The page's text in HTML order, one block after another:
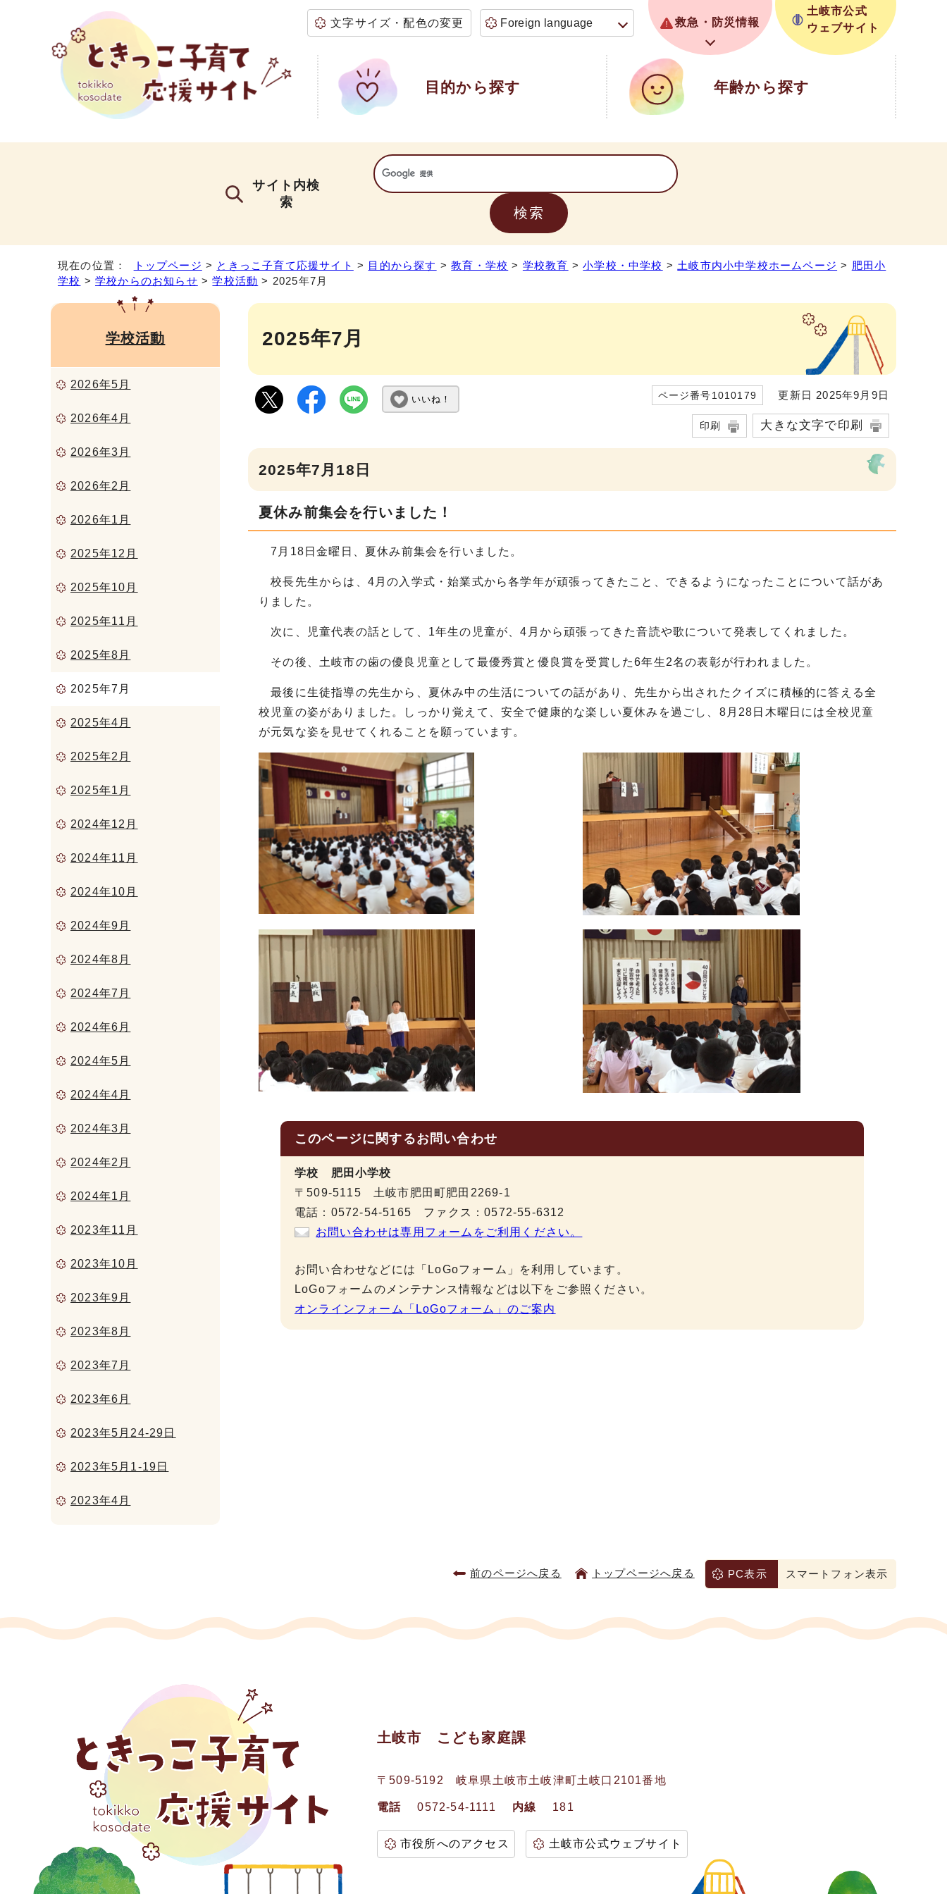
文字サイズ・配色の変更 Foreign language 救急・防災情報
土岐市公式
ウェブサイト
目的から探す 年齢から探す
サイト内検
索
現在の位置： トップページ > ときっこ子育て応援サイト > 目的から探す >教育・学校 > 学校教育 >小学校・中学校 > 土岐市内小中学校ホームページ > 肥田小
学校 >学校からのお知らせ >学校活動 > 2025年7月
2025年7月
いいね！ ページ番号1010179 更新日 2025年9月9日
印刷 大きな文字で印刷
2025年7月18日
夏休み前集会を行いました！
7月18日金曜日、夏休み前集会を行いました。
校長先生からは、4月の入学式・始業式から各学年が頑張ってきたこと、できるようになったことについて話があ
りました。
次に、児童代表の話として、1年生の児童が、4月から頑張ってきた音読や歌について発表してくれました。
その後、土岐市の歯の優良児童として最優秀賞と優良賞を受賞した6年生2名の表彰が行われました。
最後に生徒指導の先生から、夏休み中の生活についての話があり、先生から出されたクイズに積極的に答える全
校児童の姿がありました。しっかり覚えて、安全で健康的な楽しい夏休みを過ごし、8月28日木曜日には全校児童
が元気な姿を見せてくれることを願っています。
このページに関するお問い合わせ
学校 肥田小学校
〒509-5115 土岐市肥田町肥田2269-1
電話：0572-54-5165 ファクス：0572-55-6312
お問い合わせは専用フォームをご利用ください。
お問い合わせなどには「LoGoフォーム」を利用しています。
LoGoフォームのメンテナンス情報などは以下をご参照ください。
オンラインフォーム「LoGoフォーム」のご案内
学校活動
2026年5月
2026年4月
2026年3月
2026年2月
2026年1月
2025年12月
2025年10月
2025年11月
2025年8月
2025年7月
2025年4月
2025年2月
2025年1月
2024年12月
2024年11月
2024年10月
2024年9月
2024年8月
2024年7月
2024年6月
2024年5月
2024年4月
2024年3月
2024年2月
2024年1月
2023年11月
2023年10月
2023年9月
2023年8月
2023年7月
2023年6月
2023年5月24-29日
2023年5月1-19日
2023年4月
前のページへ戻る トップページへ戻る PC表示 スマートフォン表示
土岐市 こども家庭課
〒509-5192 岐阜県土岐市土岐津町土岐口2101番地
電話 0572-54-1111 内線 181
市役所へのアクセス 土岐市公式ウェブサイト